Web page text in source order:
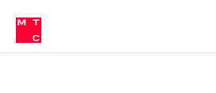
Медиа-центр
и акционерам
Устойчивое развитие
Комплаенс и деловая этика
компании